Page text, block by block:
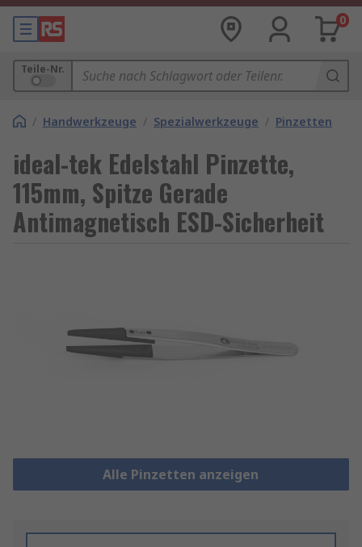
0
Teile-Nr.
/ Handwerkzeuge / Spezialwerkzeuge / Pinzetten
ideal-tek Edelstahl Pinzette,
115mm, Spitze Gerade
Antimagnetisch ESD-Sicherheit
Alle Pinzetten anzeigen